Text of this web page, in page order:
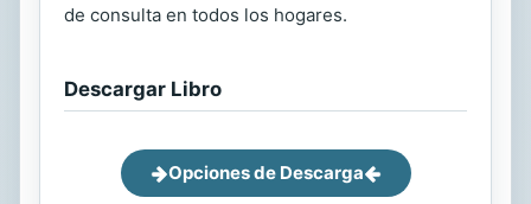
de consulta en todos los hogares.
Descargar Libro
Opciones de Descarga